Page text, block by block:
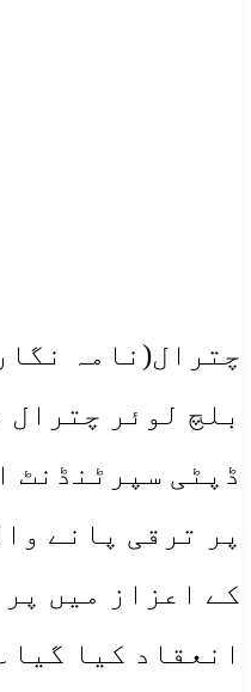
چترال(نامہ
بلچ لوئر
ڈپٹی سپرٹنڈنٹ
پر ترقی پانے
کے اعزاز میں
انعقاد کیا